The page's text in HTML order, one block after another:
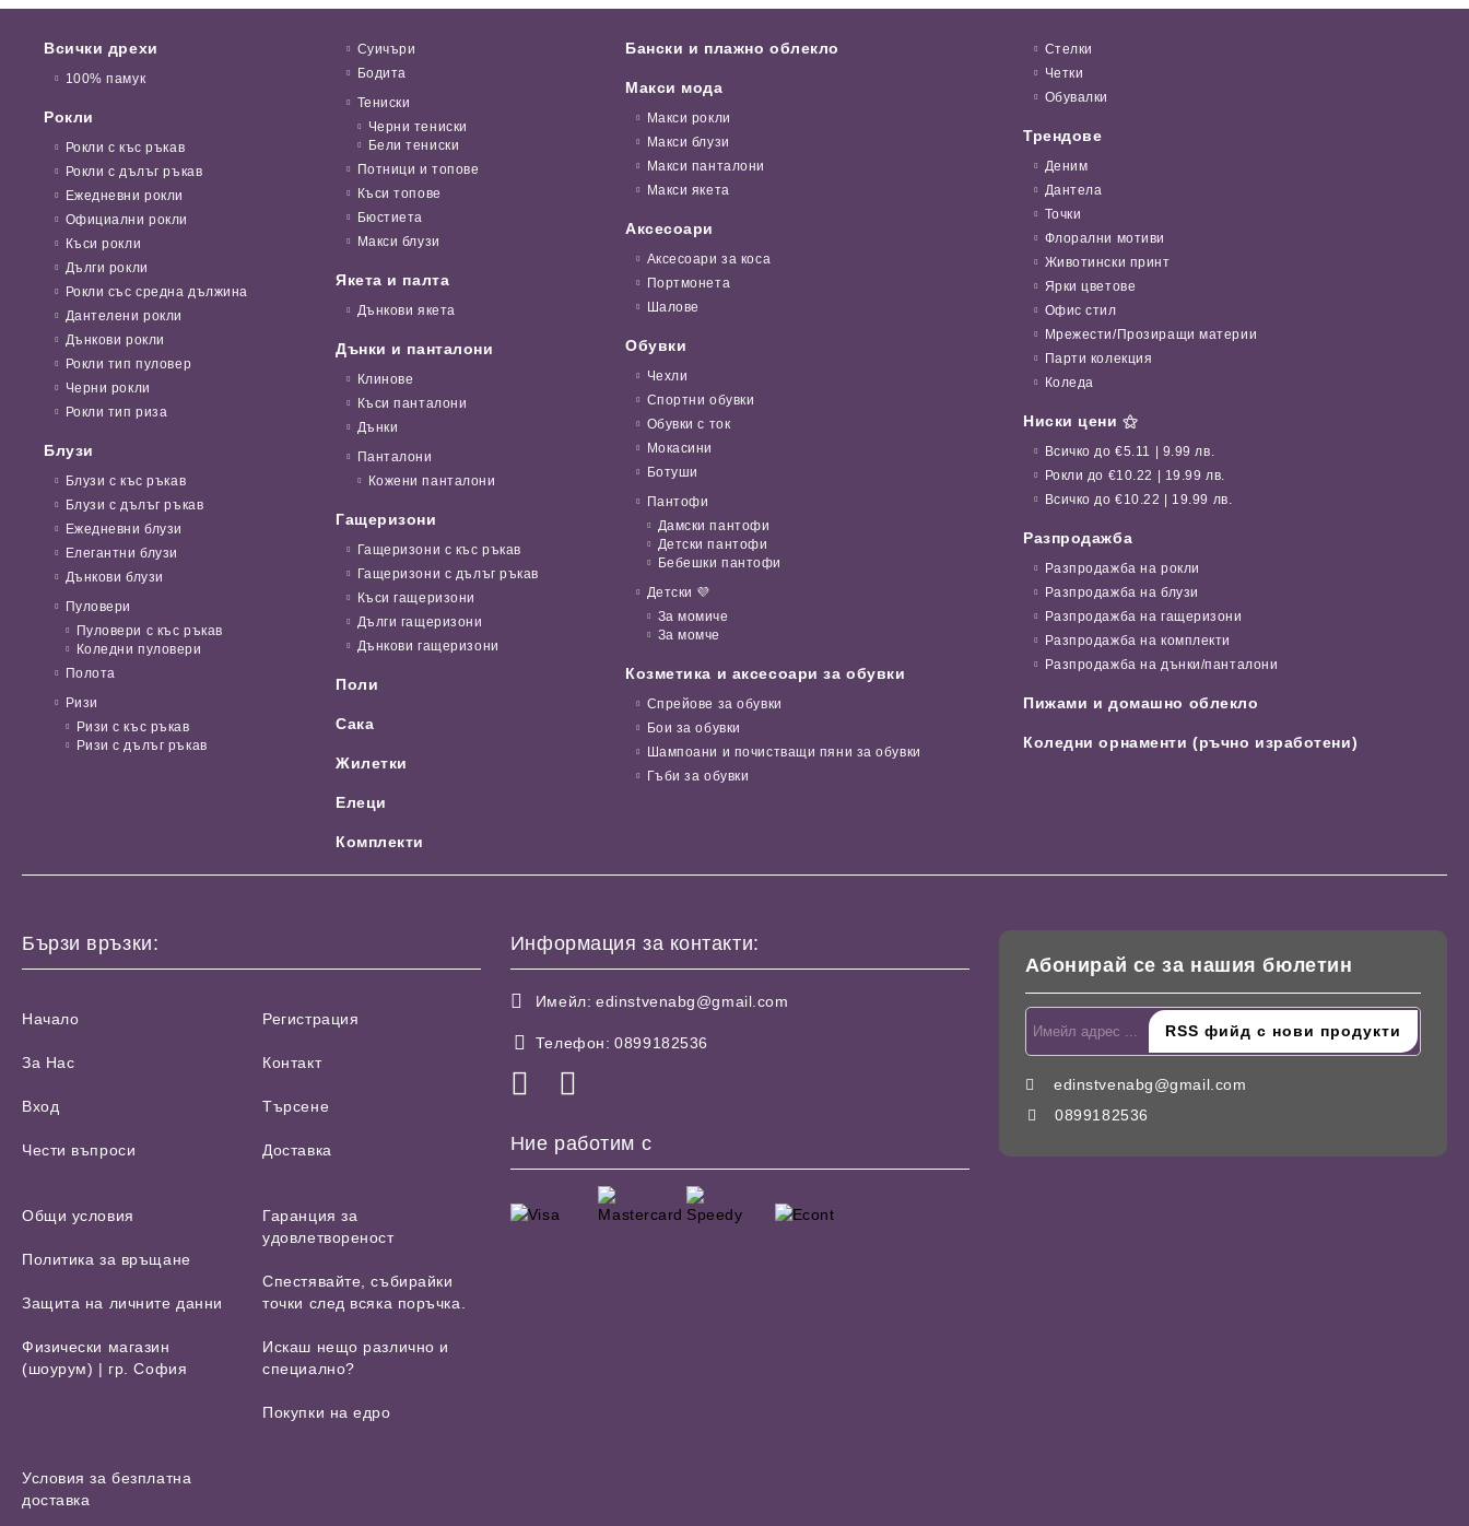
Всички дрехи
100% памук
Рокли
Рокли с къс ръкав
Рокли с дълъг ръкав
Ежедневни рокли
Официални рокли
Къси рокли
Дълги рокли
Рокли със средна дължина
Дантелени рокли
Дънкови рокли
Рокли тип пуловер
Черни рокли
Рокли тип риза
Блузи
Блузи с къс ръкав
Блузи с дълъг ръкав
Ежедневни блузи
Елегантни блузи
Дънкови блузи
Пуловери
Пуловери с къс ръкав
Коледни пуловери
Полота
Ризи
Ризи с къс ръкав
Ризи с дълъг ръкав
Суичъри
Бодита
Тениски
Черни тениски
Бели тениски
Потници и топове
Къси топове
Бюстиета
Макси блузи
Якета и палта
Дънкови якета
Дънки и панталони
Клинове
Къси панталони
Дънки
Панталони
Кожени панталони
Гащеризони
Гащеризони с къс ръкав
Гащеризони с дълъг ръкав
Къси гащеризони
Дълги гащеризони
Дънкови гащеризони
Поли
Сака
Жилетки
Елеци
Комплекти
Бански и плажно облекло
Макси мода
Макси рокли
Макси блузи
Макси панталони
Макси якета
Аксесоари
Аксесоари за коса
Портмонета
Шалове
Обувки
Чехли
Спортни обувки
Обувки с ток
Мокасини
Ботуши
Пантофи
Дамски пантофи
Детски пантофи
Бебешки пантофи
Детски 💜
За момиче
За момче
Козметика и аксесоари за обувки
Спрейове за обувки
Бои за обувки
Шампоани и почистващи пяни за обувки
Гъби за обувки
Стелки
Четки
Обувалки
Трендове
Деним
Дантела
Точки
Флорални мотиви
Животински принт
Ярки цветове
Офис стил
Мрежести/Прозиращи материи
Парти колекция
Коледа
Ниски цени ⚝
Всичко до €5.11 | 9.99 лв.
Рокли до €10.22 | 19.99 лв.
Всичко до €10.22 | 19.99 лв.
Разпродажба
Разпродажба на рокли
Разпродажба на блузи
Разпродажба на гащеризони
Разпродажба на комплекти
Разпродажба на дънки/панталони
Пижами и домашно облекло
Коледни орнаменти (ръчно изработени)
Бързи връзки:
Начало
За Нас
Вход
Чести въпроси
Регистрация
Контакт
Търсене
Доставка
Общи условия
Политика за връщане
Защита на личните данни
Физически магазин
(шоурум) | гр. София
Гаранция за
удовлетвореност
Спестявайте, събирайки
точки след всяка поръчка.
Искаш нещо различно и
специално?
Покупки на едро
Условия за безплатна
доставка
Информация за контакти:
Имейл: edinstvenabg@gmail.com
Телефон: 0899182536
Ние работим с
Абонирай се за нашия бюлетин
edinstvenabg@gmail.com
0899182536